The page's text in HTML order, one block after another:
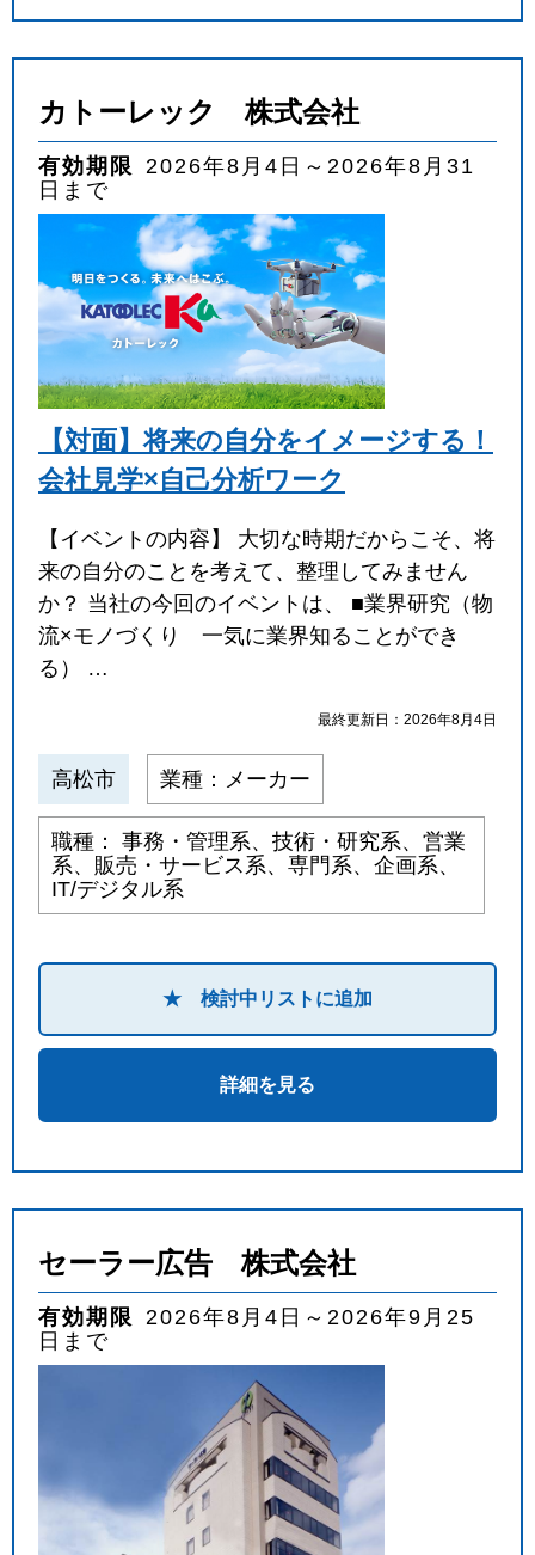
カトーレック 株式会社
有効期限 2026年8月4日～2026年8月31
日まで
【対面】将来の自分をイメージする！
会社見学×自己分析ワーク
【イベントの内容】 大切な時期だからこそ、将
来の自分のことを考えて、整理してみません
か？ 当社の今回のイベントは、 ■業界研究（物
流×モノづくり 一気に業界知ることができ
る） …
最終更新日：2026年8月4日
高松市 業種：メーカー
職種： 事務・管理系、技術・研究系、営業
系、販売・サービス系、専門系、企画系、
IT/デジタル系
★ 検討中リストに追加
詳細を見る
セーラー広告 株式会社
有効期限 2026年8月4日～2026年9月25
日まで